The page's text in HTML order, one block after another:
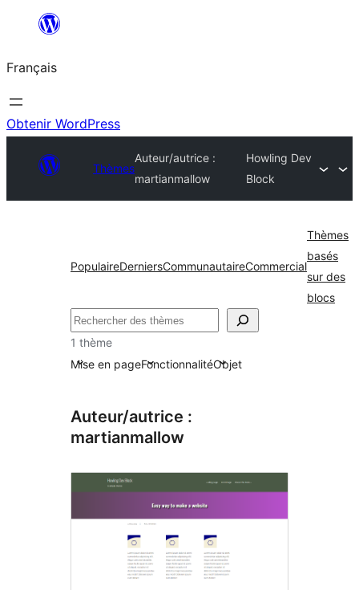
contenu
Français
Obtenir WordPress
Thèmes
Auteur/autrice :
martianmallow
Howling Dev
Block
PopulaireDerniersCommunautaireCommercial
Thèmes
basés
sur des
blocs
Rechercher
1 thème
Mise en pageFonctionnalitéObjet
Auteur/autrice :
martianmallow